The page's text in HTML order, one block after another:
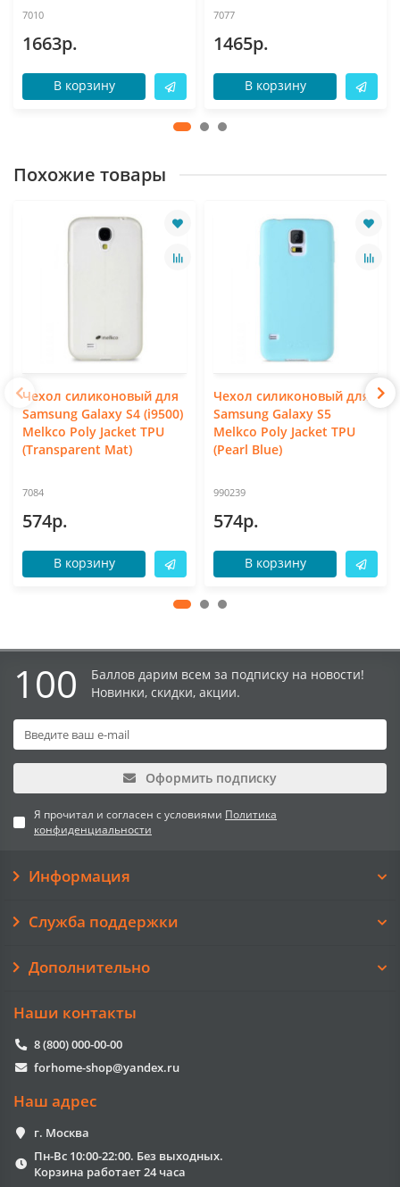
7010
1663р.
В корзину
7077
1465р.
В корзину
Похожие товары
Чехол силиконовый для
Samsung Galaxy S4 (i9500)
Melkco Poly Jacket TPU
(Transparent Mat)
7084
574р.
В корзину
Чехол силиконовый для
Samsung Galaxy S5
Melkco Poly Jacket TPU
(Pearl Blue)
990239
574р.
В корзину
100
Баллов дарим всем за подписку на новости!
Новинки, скидки, акции.
Оформить подписку
Я прочитал и согласен с условиями Политика
конфиденциальности
Информация
Служба поддержки
Дополнительно
Наши контакты
8 (800) 000-00-00
forhome-shop@yandex.ru
Наш адрес
г. Москва
Пн-Вс 10:00-22:00. Без выходных.
Корзина работает 24 часа